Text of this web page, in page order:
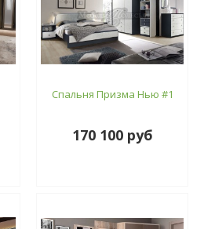
Спальня Призма Нью #1
170 100 руб